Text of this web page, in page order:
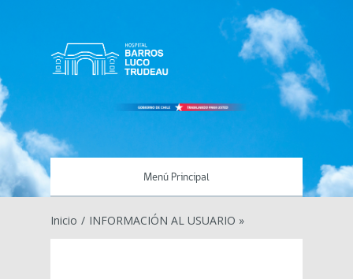
Menú Principal
Inicio / INFORMACIÓN AL USUARIO »